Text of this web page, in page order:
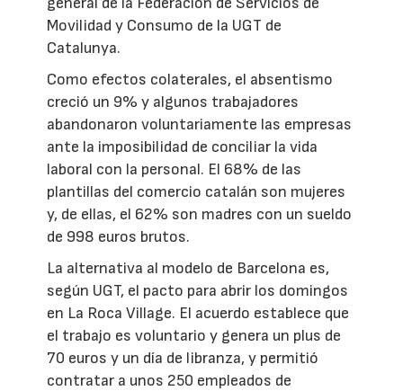
Movilidad y Consumo de la UGT de
Catalunya.
Como efectos colaterales, el absentismo
creció un 9% y algunos trabajadores
abandonaron voluntariamente las empresas
ante la imposibilidad de conciliar la vida
laboral con la personal. El 68% de las
plantillas del comercio catalán son mujeres
y, de ellas, el 62% son madres con un sueldo
de 998 euros brutos.
La alternativa al modelo de Barcelona es,
según UGT, el pacto para abrir los domingos
en La Roca Village. El acuerdo establece que
el trabajo es voluntario y genera un plus de
70 euros y un día de libranza, y permitió
contratar a unos 250 empleados de